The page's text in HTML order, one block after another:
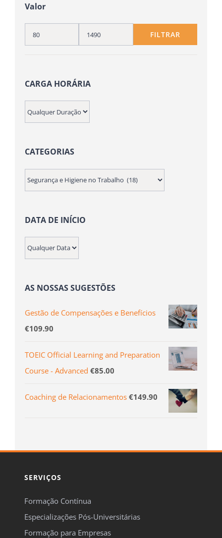
Valor
FILTRAR
CARGA HORÁRIA
CATEGORIAS
DATA DE INÍCIO
AS NOSSAS SUGESTÕES
Gestão de Compensações e Benefícios
€109.90
TOEIC Official Learning and Preparation
Course - Advanced €85.00
Coaching de Relacionamentos €149.90
SERVIÇOS
Formação Contínua
Especializações Pós-Universitárias
Formação para Empresas